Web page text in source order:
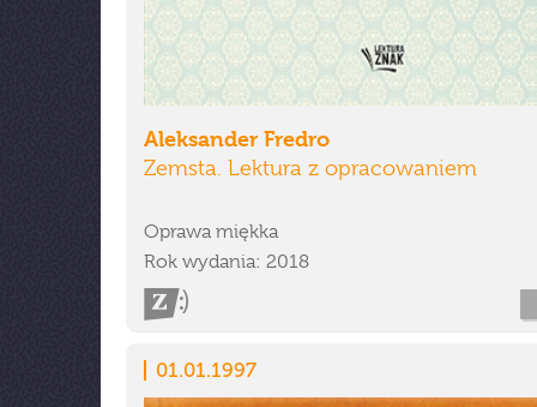
Aleksander Fredro
Zemsta. Lektura z opracowaniem
Oprawa miękka
Rok wydania: 2018
01.01.1997